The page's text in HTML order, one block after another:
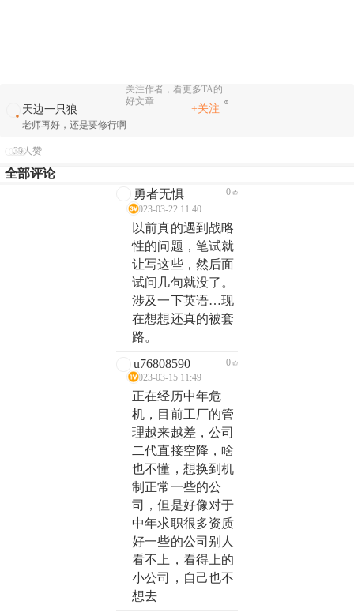
关注作者，看更多TA的
好文章
天边一只狼
老师再好，还是要修行啊
+关注
39人赞
全部评论
勇者无惧
2023-03-22 11:40
0
以前真的遇到战略
性的问题，笔试就
让写这些，然后面
试问几句就没了。
涉及一下英语…现
在想想还真的被套
路。
u76808590
2023-03-15 11:49
0
正在经历中年危
机，目前工厂的管
理越来越差，公司
二代直接空降，啥
也不懂，想换到机
制正常一些的公
司，但是好像对于
中年求职很多资质
好一些的公司别人
看不上，看得上的
小公司，自己也不
想去